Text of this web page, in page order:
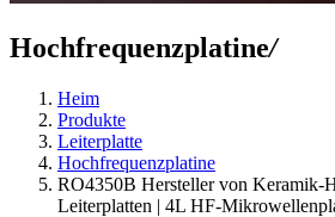
Hochfrequenzplatine/
Heim
Produkte
Leiterplatte
Hochfrequenzplatine
RO4350B Hersteller von Keramik-
Leiterplatten | 4L HF-